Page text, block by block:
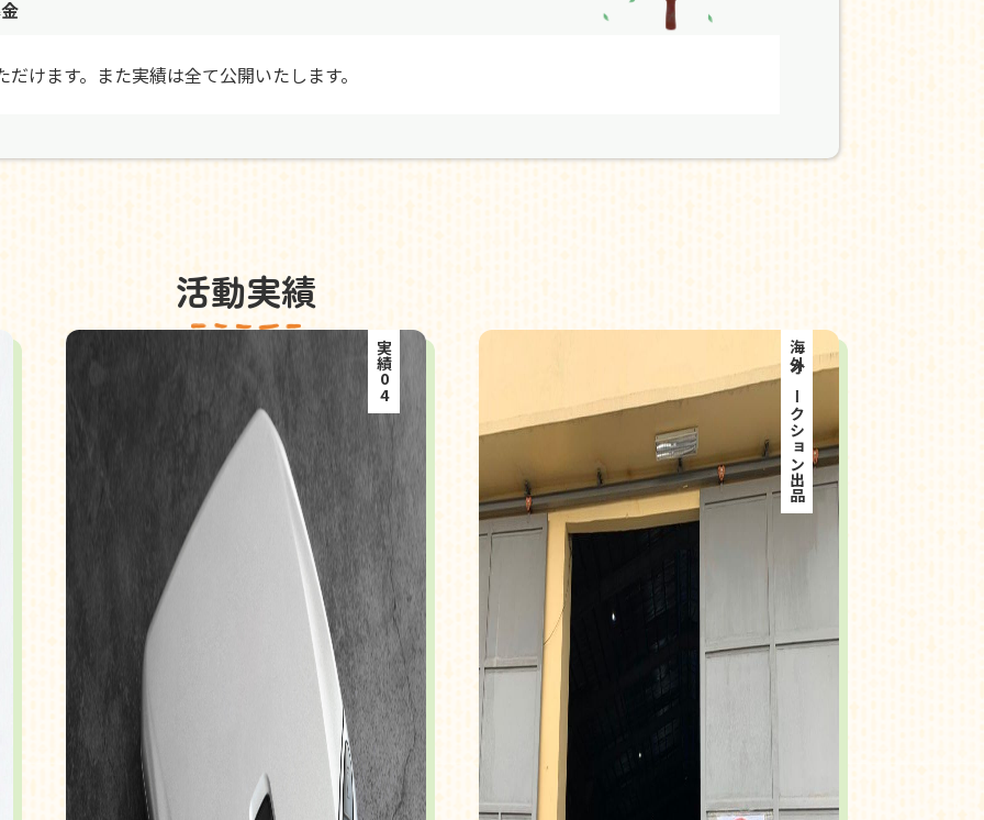
けます。また実績は全て公開いたします。
活動実績
実績04 海外オークション出品